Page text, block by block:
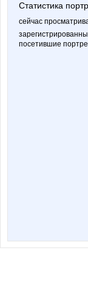
Статистика
сейчас
посетившие